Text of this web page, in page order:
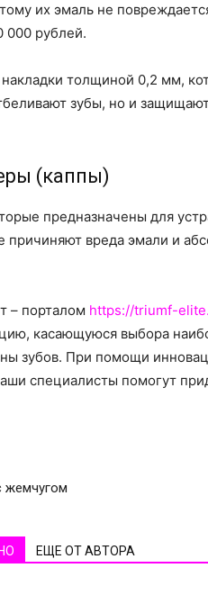
их эмаль не
000 рублей.
толщиной 0,2 мм,
зубы, но и
(каппы)
предназначены для
причиняют вреда эмали и
– порталом https://triumf-
касающуюся выбора
зубов. При помощи
специалисты помогут
жемчугом
ЕЩЕ ОТ АВТОРА